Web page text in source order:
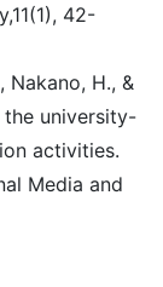
42-
Nakano, H., &
the university-
activities.
Media and